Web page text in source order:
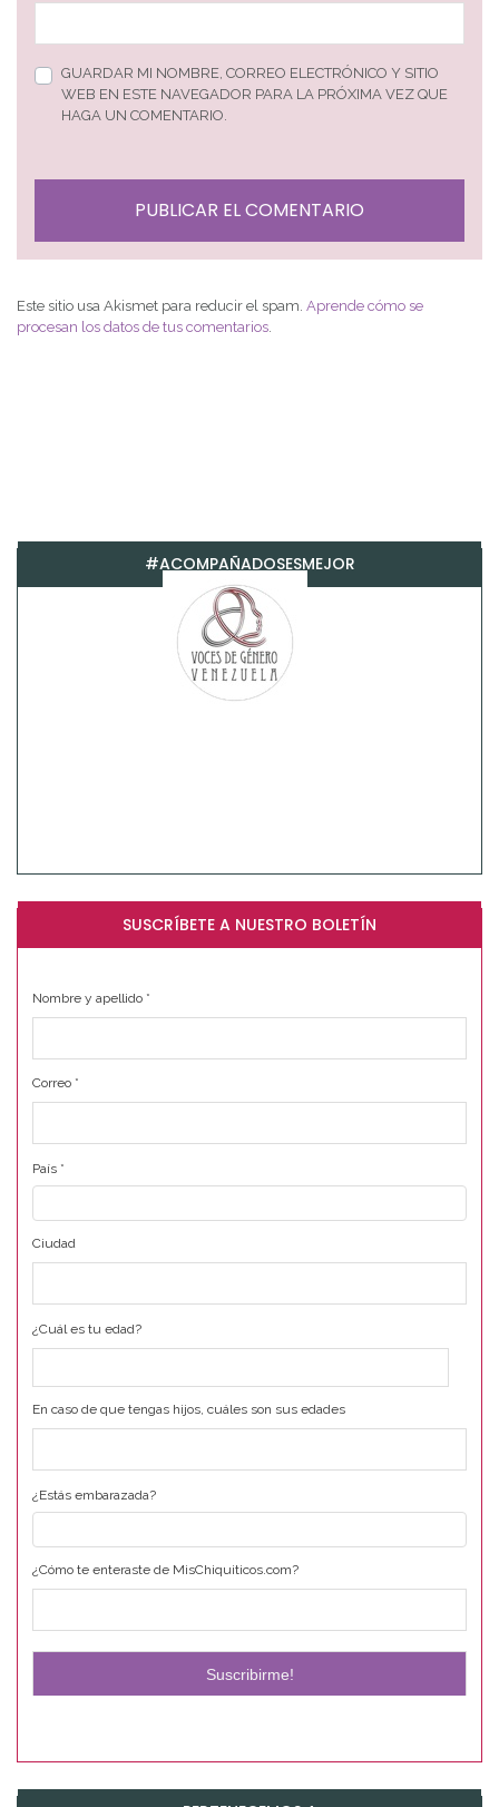
GUARDAR MI NOMBRE, CORREO ELECTRÓNICO Y SITIO
WEB EN ESTE NAVEGADOR PARA LA PRÓXIMA VEZ QUE
HAGA UN COMENTARIO.
Este sitio usa Akismet para reducir el spam. Aprende cómo se
procesan los datos de tus comentarios
#ACOMPAÑADOSESMEJOR
SUSCRÍBETE A NUESTRO BOLETÍN
Nombre y apellido *
Correo *
País *
Ciudad
¿Cuál es tu edad?
En caso de que tengas hijos, cuáles son sus edades
¿Estás embarazada?
¿Cómo te enteraste de MisChiquiticos.com?